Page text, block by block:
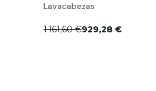
Lavacabezas
1 161,60 €929,28 €